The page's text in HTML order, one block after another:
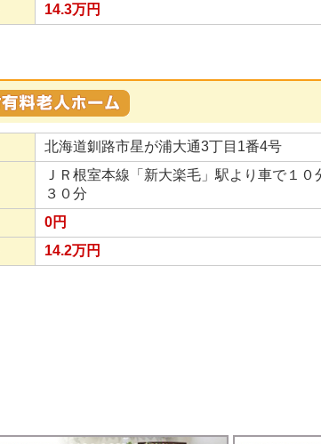
14.3万円
北海道釧路市星が浦大通3丁目1番4号
ＪＲ根室本線「新大楽毛」駅より車で１
３０分
0円
14.2万円